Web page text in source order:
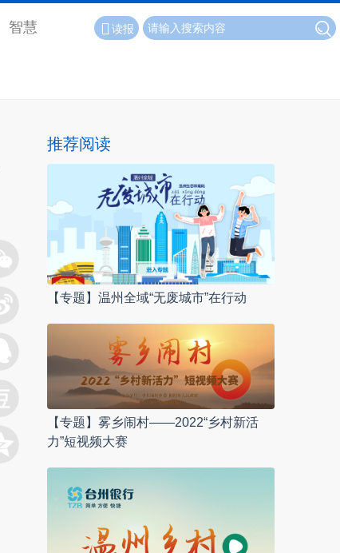
智慧 读报
推荐阅读
【专题】温州全域“无废城市”在行动
【专题】雾乡闹村——2022“乡村新活
力”短视频大赛